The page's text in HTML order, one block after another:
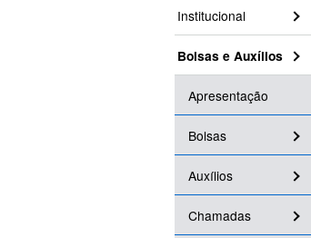
Institucional
Bolsas e Auxílios
Apresentação
Bolsas
Auxílios
Chamadas